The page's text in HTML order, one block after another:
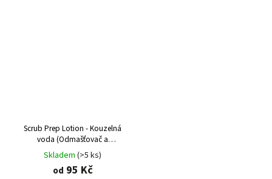
Scrub Prep Lotion - Kouzelná
voda (Odmašťovač a
dehydrátor)
Skladem (>5 ks)
od 95 Kč